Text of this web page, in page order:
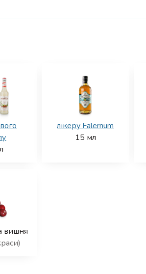
лікеру Falernum
15 мл
вишня